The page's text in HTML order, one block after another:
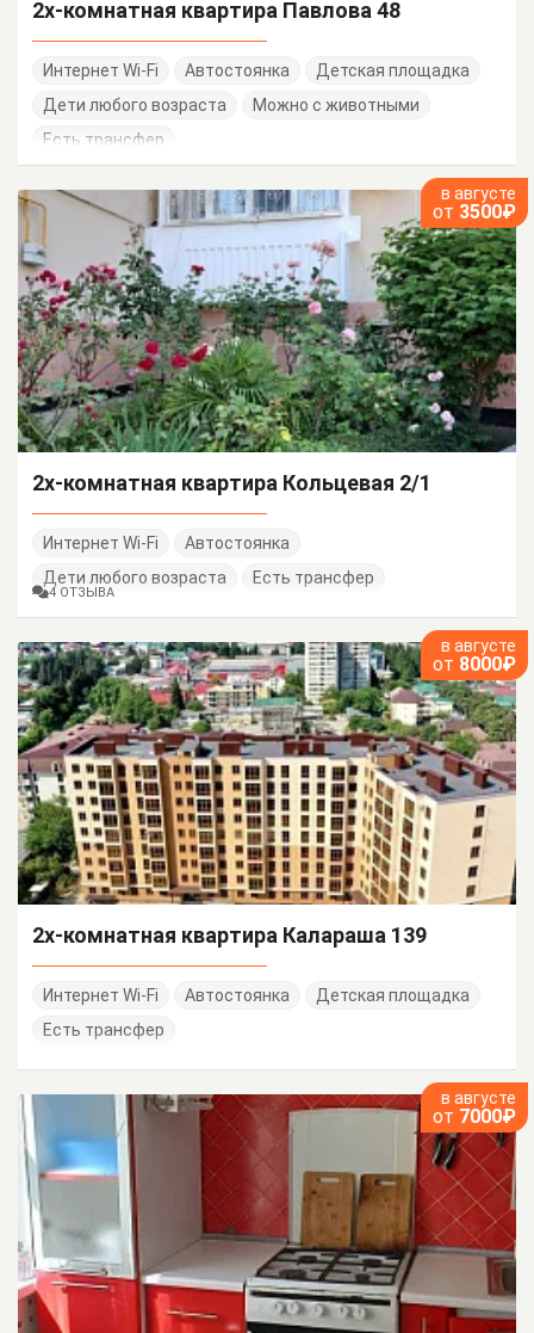
2х-комнатная квартира Павлова 48
Интернет Wi-Fi Автостоянка
Детская площадка
Дети любого возраста
Можно с животными
Есть трансфер
в августе
от 3500₽
2х-комнатная квартира Кольцевая 2/1
Интернет Wi-Fi
Автостоянка
Дети любого возраста
Есть трансфер
4 ОТЗЫВА
в августе
от 8000₽
2х-комнатная квартира Калараша 139
Интернет Wi-Fi Автостоянка
Детская площадка
Есть трансфер
в августе
от 7000₽